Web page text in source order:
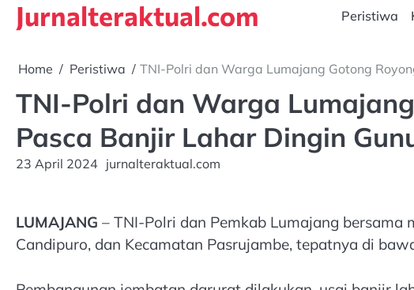
SkipJurnalteraktual.com Peristiwa
Home Peristiwa TNI-Polri dan Warga Lumajang Gotong
TNI-Polri dan Warga
Pasca Banjir Lahar Dingin
23 April 2024 jurnalteraktual.com
LUMAJANG – TNI-Polri dan Pemkab Lumajang
Candipuro, dan Kecamatan Pasrujambe, tepatnya di